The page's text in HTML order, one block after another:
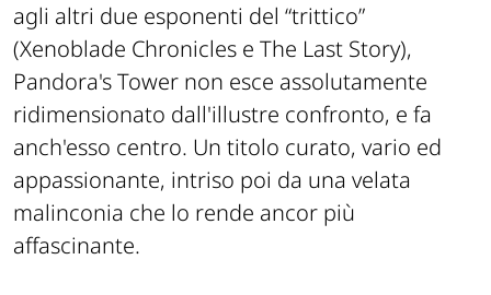
agli altri due esponenti del “trittico”
(Xenoblade Chronicles e The Last Story),
Pandora's Tower non esce assolutamente
ridimensionato dall'illustre confronto, e fa
anch'esso centro. Un titolo curato, vario ed
appassionante, intriso poi da una velata
malinconia che lo rende ancor più
affascinante.